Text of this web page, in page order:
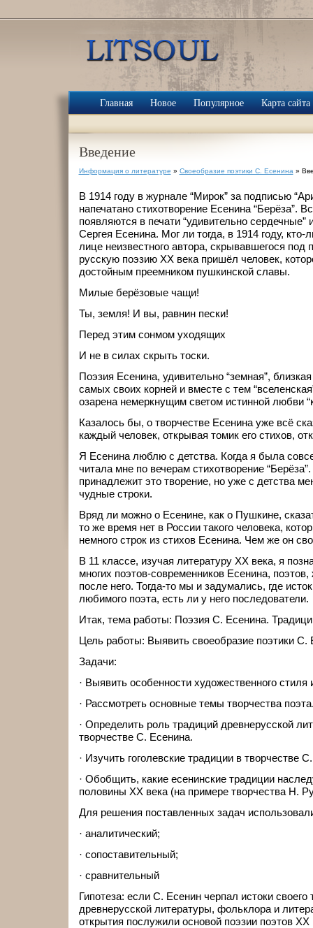
Главная Новое Популярное Карта сайта
Введение
Информация о литературе » Своеобразие поэтики С. Есенина »
В 1914 году в журнале “Мирок” за подписью
напечатано стихотворение Есенина “Берёза”.
появляются в печати “удивительно сердечные”
Сергея Есенина. Мог ли тогда, в 1914 году, кто-
лице неизвестного автора, скрывавшегося под
русскую поэзию ХХ века пришёл человек,
достойным преемником пушкинской славы.
Милые берёзовые чащи!
Ты, земля! И вы, равнин пески!
Перед этим сонмом уходящих
И не в силах скрыть тоски.
Поэзия Есенина, удивительно “земная”,
самых своих корней и вместе с тем
озарена немеркнущим светом истинной любви
Казалось бы, о творчестве Есенина уже всё
каждый человек, открывая томик его стихов,
Я Есенина люблю с детства. Когда я была
читала мне по вечерам стихотворение
принадлежит это творение, но уже с детства
чудные строки.
Вряд ли можно о Есенине, как о Пушкине,
то же время нет в России такого человека,
немного строк из стихов Есенина. Чем же он
В 11 классе, изучая литературу ХХ века, я
многих поэтов-современников Есенина,
после него. Тогда-то мы и задумались, где
любимого поэта, есть ли у него последователи.
Итак, тема работы: Поэзия С. Есенина.
Цель работы: Выявить своеобразие поэтики С.
Задачи:
· Выявить особенности художественного стиля
· Рассмотреть основные темы творчества
· Определить роль традиций древнерусской
творчестве С. Есенина.
· Изучить гоголевские традиции в творчестве
· Обобщить, какие есенинские традиции
половины XX века (на примере творчества Н.
Для решения поставленных задач
· аналитический;
· сопоставительный;
· сравнительный
Гипотеза: если С. Есенин черпал истоки своего
древнерусской литературы, фольклора и
открытия послужили основой поэзии поэтов ХХ